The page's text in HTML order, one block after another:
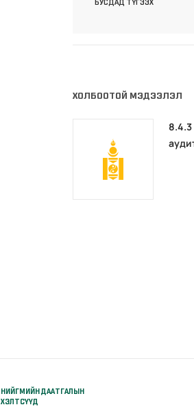
БУСДАД ТҮГЭЭХ
ХОЛБООТОЙ МЭДЭЭЛЭЛ
НИЙГМИЙН ДААТГАЛЫН
ХЭЛТСҮҮД